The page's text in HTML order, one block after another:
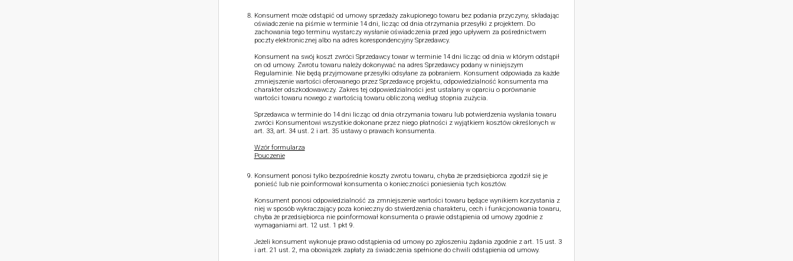
Konsument może odstąpić od umowy sprzedaży zakupionego towaru bez podania przyczyny, składając
oświadczenie na piśmie w terminie 14 dni, licząc od dnia otrzymania przesyłki z projektem. Do
zachowania tego terminu wystarczy wysłanie oświadczenia przed jego upływem za pośrednictwem
poczty elektronicznej albo na adres korespondencyjny Sprzedawcy.
Konsument na swój koszt zwróci Sprzedawcy towar w terminie 14 dni licząc od dnia w którym odstąpił
on od umowy. Zwrotu towaru należy dokonywać na adres Sprzedawcy podany w niniejszym
Regulaminie. Nie będą przyjmowane przesyłki odsyłane za pobraniem. Konsument odpowiada za każde
zmniejszenie wartości oferowanego przez Sprzedawcę projektu, odpowiedzialność konsumenta ma
charakter odszkodowawczy. Zakres tej odpowiedzialności jest ustalany w oparciu o porównanie
wartości towaru nowego z wartością towaru obliczoną według stopnia zużycia.
Sprzedawca w terminie do 14 dni licząc od dnia otrzymania towaru lub potwierdzenia wysłania towaru
zwróci Konsumentowi wszystkie dokonane przez niego płatności z wyjątkiem kosztów określonych w
art. 33, art. 34 ust. 2 i art. 35 ustawy o prawach konsumenta.
Wzór formularza
Pouczenie
Konsument ponosi tylko bezpośrednie koszty zwrotu towaru, chyba że przedsiębiorca zgodził się je
ponieść lub nie poinformował konsumenta o konieczności poniesienia tych kosztów.
Konsument ponosi odpowiedzialność za zmniejszenie wartości towaru będące wynikiem korzystania z
niej w sposób wykraczający poza konieczny do stwierdzenia charakteru, cech i funkcjonowania towaru,
chyba że przedsiębiorca nie poinformował konsumenta o prawie odstąpienia od umowy zgodnie z
wymaganiami art. 12 ust. 1 pkt 9.
Jeżeli konsument wykonuje prawo odstąpienia od umowy po zgłoszeniu żądania zgodnie z art. 15 ust. 3
i art. 21 ust. 2, ma obowiązek zapłaty za świadczenia spełnione do chwili odstąpienia od umowy.